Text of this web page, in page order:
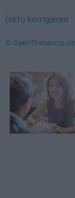
(sich) korrigieren
© OpenThesaurus.de